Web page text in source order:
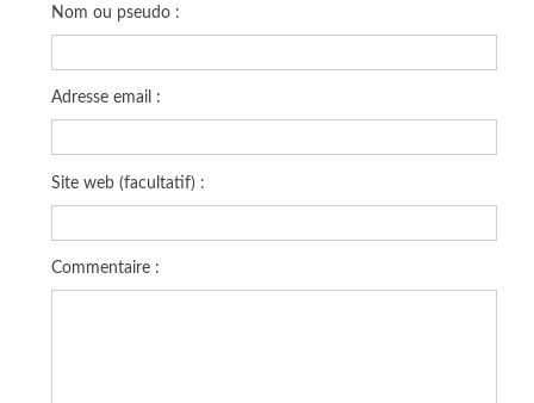
Nom ou pseudo :
Adresse email :
Site web (facultatif) :
Commentaire :